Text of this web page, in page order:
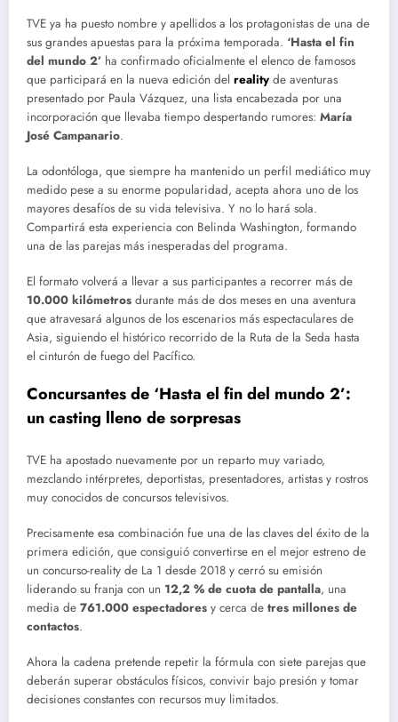
TVE ya ha puesto nombre y apellidos a los protagonistas de una de
sus grandes apuestas para la próxima temporada. ‘Hasta el fin
del mundo 2’ ha confirmado oficialmente el elenco de famosos
que participará en la nueva edición del reality de aventuras
presentado por Paula Vázquez, una lista encabezada por una
incorporación que llevaba tiempo despertando rumores: María
José Campanario.
La odontóloga, que siempre ha mantenido un perfil mediático muy
medido pese a su enorme popularidad, acepta ahora uno de los
mayores desafíos de su vida televisiva. Y no lo hará sola.
Compartirá esta experiencia con Belinda Washington, formando
una de las parejas más inesperadas del programa.
El formato volverá a llevar a sus participantes a recorrer más de
10.000 kilómetros durante más de dos meses en una aventura
que atravesará algunos de los escenarios más espectaculares de
Asia, siguiendo el histórico recorrido de la Ruta de la Seda hasta
el cinturón de fuego del Pacífico.
Concursantes de ‘Hasta el fin del mundo 2’:
un casting lleno de sorpresas
TVE ha apostado nuevamente por un reparto muy variado,
mezclando intérpretes, deportistas, presentadores, artistas y rostros
muy conocidos de concursos televisivos.
Precisamente esa combinación fue una de las claves del éxito de la
primera edición, que consiguió convertirse en el mejor estreno de
un concurso-reality de La 1 desde 2018 y cerró su emisión
liderando su franja con un 12,2 % de cuota de pantalla, una
media de 761.000 espectadores y cerca de tres millones de
contactos.
Ahora la cadena pretende repetir la fórmula con siete parejas que
deberán superar obstáculos físicos, convivir bajo presión y tomar
decisiones constantes con recursos muy limitados.